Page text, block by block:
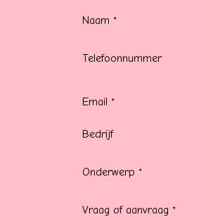
Naam *
Telefoonnummer
Email *
Bedrijf
Onderwerp *
Vraag of aanvraag *